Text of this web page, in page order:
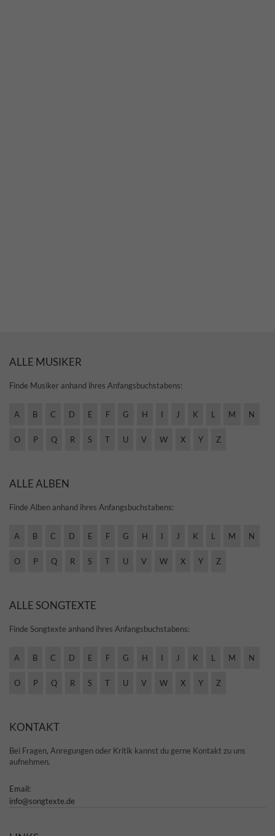
ALLE MUSIKER
Finde Musiker anhand ihres Anfangsbuchstabens:
A B C D E F G H I J K L M N
O P Q R S T U V W X Y Z
ALLE ALBEN
Finde Alben anhand ihres Anfangsbuchstabens:
A B C D E F G H I J K L M N
O P Q R S T U V W X Y Z
ALLE SONGTEXTE
Finde Songtexte anhand ihres Anfangsbuchstabens:
A B C D E F G H I J K L M N
O P Q R S T U V W X Y Z
KONTAKT
Bei Fragen, Anregungen oder Kritik kannst du gerne Kontakt zu uns
aufnehmen.
Email:
info@songtexte.de